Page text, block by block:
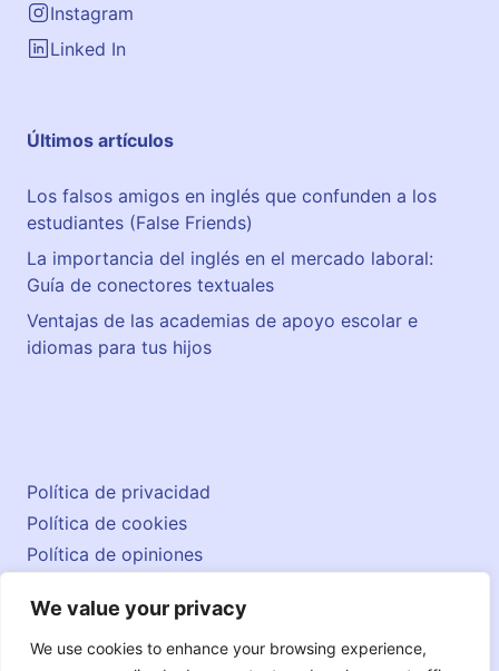
We value your privacy
We use cookies to enhance your browsing experience,
Instagram
Linked In
Últimos artículos
Los falsos amigos en inglés que confunden a los
estudiantes (False Friends)
La importancia del inglés en el mercado laboral:
Guía de conectores textuales
Ventajas de las academias de apoyo escolar e
idiomas para tus hijos
© 2026 englishatlas.es
Política de privacidad
Política de cookies
Política de opiniones
Contacto